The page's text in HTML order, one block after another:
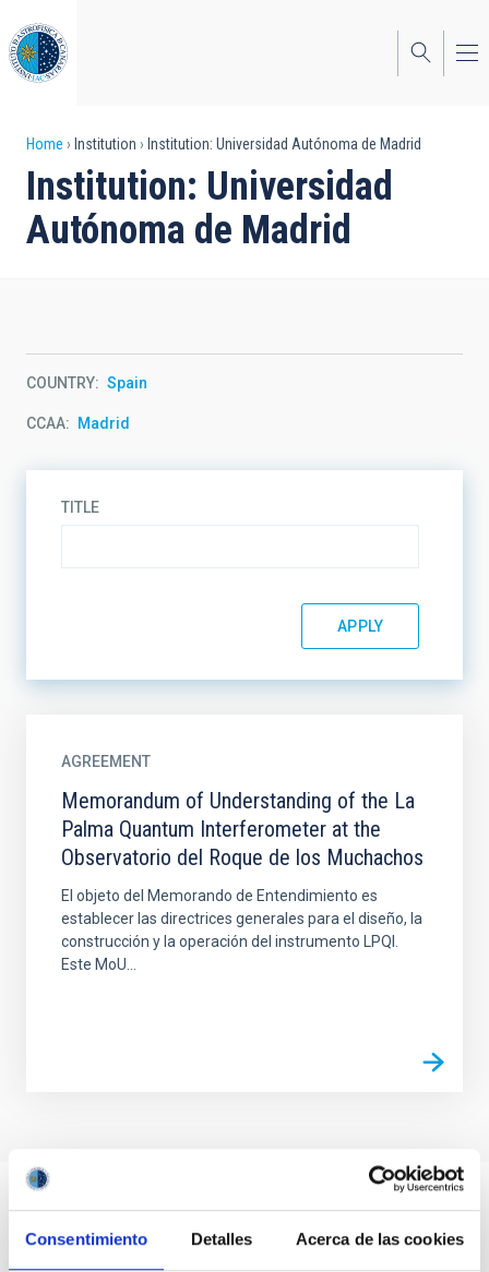
Consentimiento Detalles Acerca de las cookies
to
main
content
Breadcrumb
Home Institution Institution: Universidad Autónoma de Madrid
Institution: Universidad
Autónoma de Madrid
COUNTRY Spain
CCAA Madrid
TITLE
AGREEMENT
Memorandum of Understanding of the La
Palma Quantum Interferometer at the
Observatorio del Roque de los Muchachos
El objeto del Memorando de Entendimiento es
establecer las directrices generales para el diseño, la
construcción y la operación del instrumento LPQI.
Este MoU...